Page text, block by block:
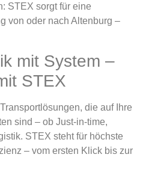
STEX sorgt für eine
von oder nach Altenburg –
mit System –
STEX
die auf Ihre
sind – ob Just-in-time,
STEX steht für höchste
– vom ersten Klick bis zur